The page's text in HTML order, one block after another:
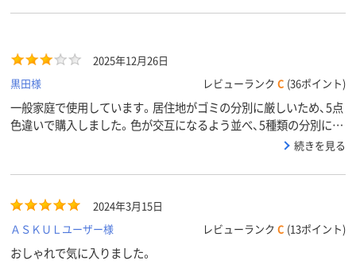
2025年12月26日
黒田様
レビューランク C (36ポイント)
一般家庭で使用しています。居住地がゴミの分別に厳しいため、5点
色違いで購入しました。色が交互になるよう並べ、5種類の分別に使
用しています。ちょうど1年使用した頃に、最もよく開閉していたボ
が折れたため、現在はペダルを踏むと左半分の蓋のみ開く状態で
うと考えています。便利な商品ではあるので、もう少し長持ちして
くれるとありがたかったです。
続きを見る
2024年3月15日
ＡＳＫＵＬユーザー様
レビューランク C (13ポイント)
おしゃれで気に入りました。